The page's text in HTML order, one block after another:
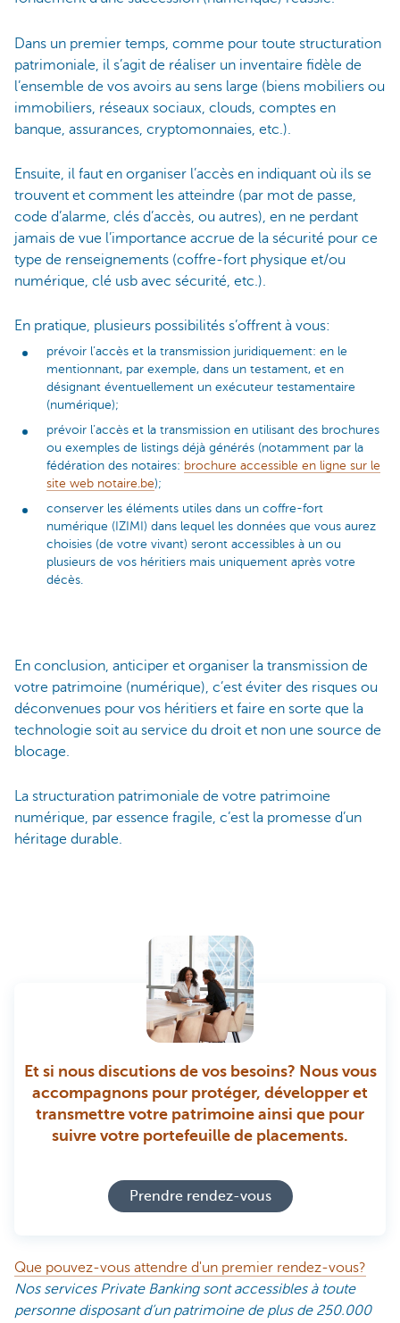
Dans un premier temps, comme pour toute structuration
patrimoniale, il s’agit de réaliser un inventaire fidèle de
l’ensemble de vos avoirs au sens large (biens mobiliers ou
immobiliers, réseaux sociaux, clouds, comptes en
banque, assurances, cryptomonnaies, etc.).
Ensuite, il faut en organiser l’accès en indiquant où ils se
trouvent et comment les atteindre (par mot de passe,
code d’alarme, clés d’accès, ou autres), en ne perdant
jamais de vue l’importance accrue de la sécurité pour ce
type de renseignements (coffre-fort physique et/ou
numérique, clé usb avec sécurité, etc.).
En pratique, plusieurs possibilités s’offrent à vous:
prévoir l’accès et la transmission juridiquement: en le
mentionnant, par exemple, dans un testament, et en
désignant éventuellement un exécuteur testamentaire
(numérique);
prévoir l’accès et la transmission en utilisant des brochures
ou exemples de listings déjà générés (notamment par la
fédération des notaires: brochure accessible en ligne sur le
site web notaire.be);
conserver les éléments utiles dans un coffre-fort
numérique (IZIMI) dans lequel les données que vous aurez
choisies (de votre vivant) seront accessibles à un ou
plusieurs de vos héritiers mais uniquement après votre
décès.
En conclusion, anticiper et organiser la transmission de
votre patrimoine (numérique), c’est éviter des risques ou
déconvenues pour vos héritiers et faire en sorte que la
technologie soit au service du droit et non une source de
blocage.
La structuration patrimoniale de votre patrimoine
numérique, par essence fragile, c’est la promesse d’un
héritage durable.
Et si nous discutions de vos besoins? Nous vous
accompagnons pour protéger, développer et
transmettre votre patrimoine ainsi que pour
suivre votre portefeuille de placements.
Prendre rendez-vous
Que pouvez-vous attendre d'un premier rendez-vous?
Nos services Private Banking sont accessibles à toute
personne disposant d’un patrimoine de plus de 250.000